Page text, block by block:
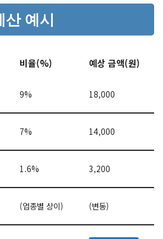
예시
비율(%) 예상 금액(원)
9% 18,000
7% 14,000
1.6% 3,200
(업종별 상이) (변동)